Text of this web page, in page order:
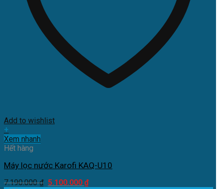
Add to wishlist
+
Xem nhanh
Hết hàng
Máy lọc nước Karofi KAQ-U10
7.190.000₫ Giá
5.100.000 ₫Giá